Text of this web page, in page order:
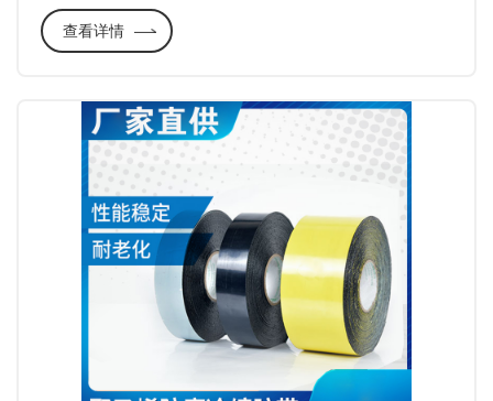
燥。与冷缠防腐带相对的另一种防腐材料是热缩性防腐带，
查看详情